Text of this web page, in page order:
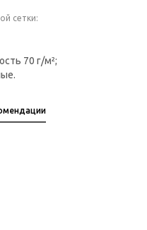
сетки:
70 г/м²;